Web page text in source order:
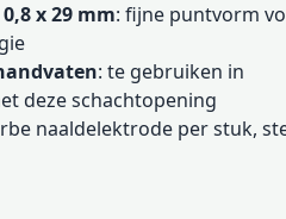
x 29 mm: fijne puntvorm
: te gebruiken in
deze schachtopening
naaldelektrode per stuk,